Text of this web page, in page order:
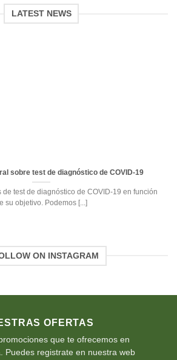
LATEST NEWS
sobre test de diagnóstico de COVID-19
de test de diagnóstico de COVID-19 en función
su objetivo. Podemos [...]
ON INSTAGRAM
OFERTAS
que te ofrecemos en
Puedes registrate en nuestra web